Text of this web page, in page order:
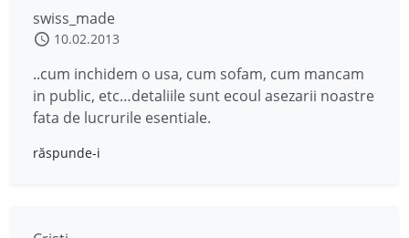
swiss_made
10.02.2013
..cum inchidem o usa, cum sofam, cum mancam
in public, etc…detaliile sunt ecoul asezarii noastre
fata de lucrurile esentiale.
răspunde-i